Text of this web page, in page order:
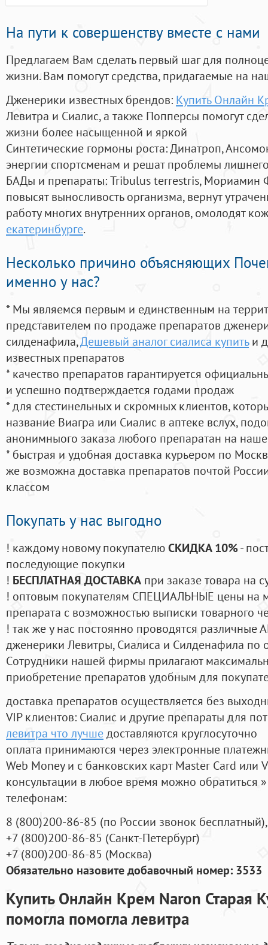
На пути к совершенству вместе с нами
Предлагаем Вам сделать первый шаг для
жизни. Вам помогут средства, придагаемые на
Дженерики известных брендов: Купить Онлайн
Левитра и Сиалис, а также Попперсы помогут
жизни более насыщенной и яркой
Синтетические гормоны роста: Динатроп,
энергии спортсменам и решат проблемы
БАДы и препараты:Tribulus terrestris, Мориамин
повысят выносливость организма, вернут
работу многих внутренних органов, омолодят
екатеринбурге.
Несколько причино объясняющих
именно у нас?
* Мы являемся первым и единственным на
представителем по продаже препаратов
силденафила,Дешевый аналог сиалиса купитьи
известных препаратов
* качество препаратов гарантируется
и успешно подтверждается годами продаж
* для стестинельных и скромных клиентов,
название Виагра или Сиалис в аптеке вслух,
анонимныого заказа любого препаратан на
* быстрая и удобная доставка курьером по
же возможна доставка препаратов почтой
классом
Покупать у нас выгодно
! каждому новому покупателюСКИДКА 10%-
последующие покупки
! БЕСПЛАТНАЯ ДОСТАВКА при заказе товара на
! оптовым покупателям СПЕЦИАЛЬНЫЕ цены на
препарата с возможностью выписки товарного
! так же у нас постоянно проводятся
дженерики Левитры, Сиалиса и Силденафила по
Cотрудники нашей фирмы прилагают
приобретение препаратов удобным для
доставка препаратов осуществляется без
VIP клиентов: Сиалис и другие препараты для
левитра что лучшедоставляются круглосуточно
оплата принимаются через электронные
Web Money и с банковских карт Master Card или
консультации в любое время можно обратиться
телефонам:
8 (800)200-86-85 (по России звонок бесплатный),
+7 (800)200-86-85 (Санкт-Петербург)
+7 (800)200-86-85 (Москва)
Обязательно назовите добавочный номер: 3533
Купить Онлайн Крем Naron Старая
помогла помогла левитра